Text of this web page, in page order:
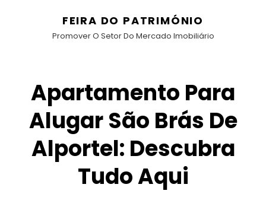
FEIRA DO PATRIMÓNIO
Promover O Setor Do Mercado Imobiliário
Apartamento Para
Alugar São Brás De
Alportel: Descubra
Tudo Aqui